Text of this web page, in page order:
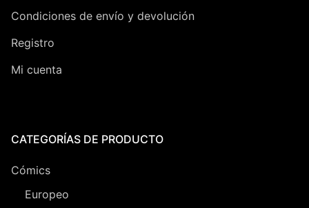
Condiciones de envío y devolución
Registro
Mi cuenta
CATEGORÍAS DE PRODUCTO
Cómics
Europeo